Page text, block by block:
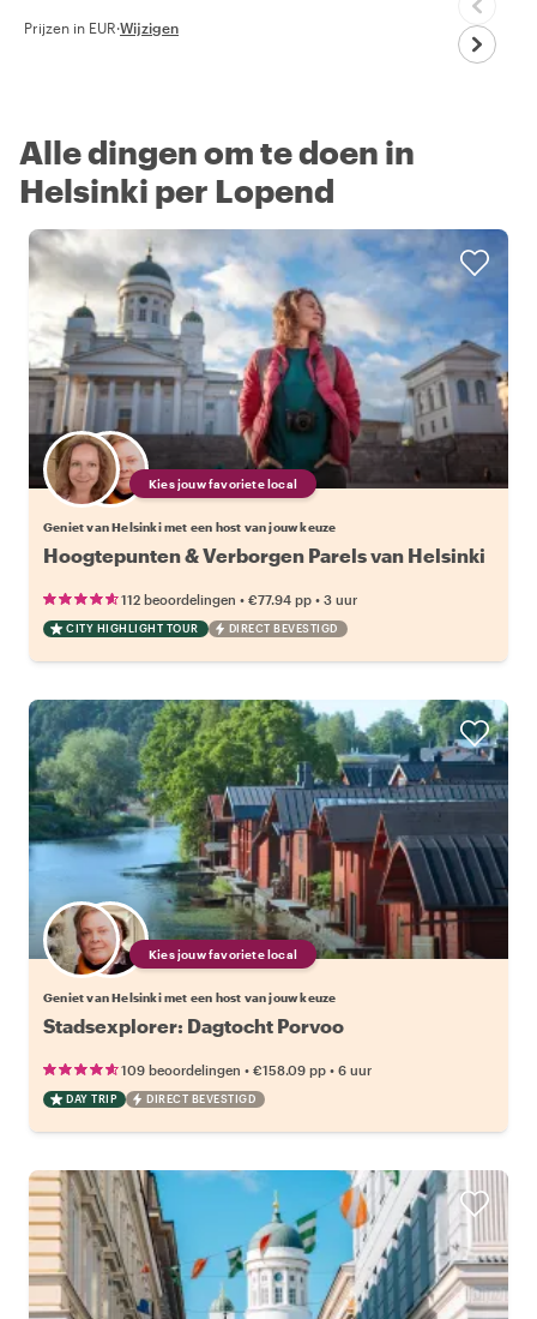
Prijzen in EUR·Wijzigen
Alle dingen om te doen in
Helsinki per Lopend
Kies jouw favoriete local
Geniet van Helsinki met een host van jouw keuze
Hoogtepunten & Verborgen Parels van Helsinki
112 beoordelingen • €77.94 pp • 3 uur
CITY HIGHLIGHT TOUR DIRECT BEVESTIGD
Kies jouw favoriete local
Geniet van Helsinki met een host van jouw keuze
Stadsexplorer: Dagtocht Porvoo
109 beoordelingen • €158.09 pp • 6 uur
DAY TRIP DIRECT BEVESTIGD